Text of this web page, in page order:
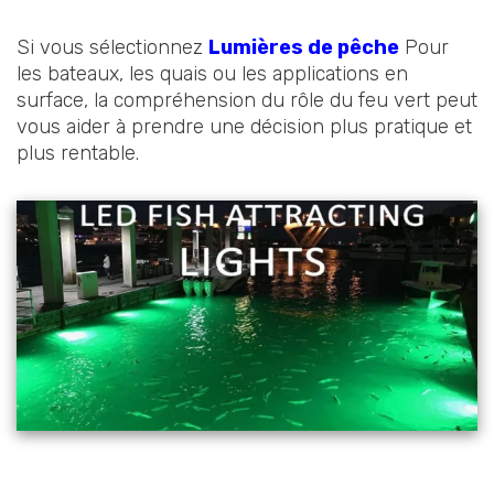
Si vous sélectionnez Lumières de pêche Pour
les bateaux, les quais ou les applications en
surface, la compréhension du rôle du feu vert peut
vous aider à prendre une décision plus pratique et
plus rentable.